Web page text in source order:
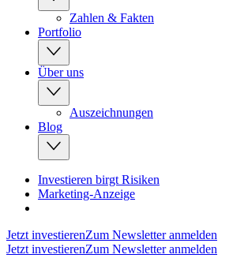
Zahlen & Fakten
Portfolio
Über uns
Auszeichnungen
Blog
Investieren birgt Risiken
Marketing-Anzeige
Jetzt investierenZum Newsletter anmelden
Jetzt investierenZum Newsletter anmelden